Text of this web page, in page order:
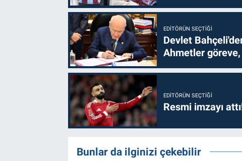
EDITÖRÜN SEÇTIĞI
Devlet
Ahmetler
EDITÖRÜN SEÇTIĞI
Resmi imzayı
Bunlar da ilginizi çekebilir